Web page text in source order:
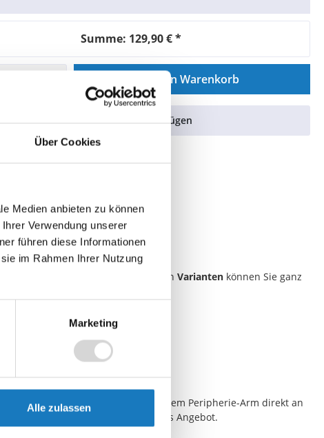
Über Cookies
Medien anbieten zu können
Verwendung unserer
führen diese Informationen
im Rahmen Ihrer Nutzung
Marketing
Alle zulassen
Summe: 129,90 €*
In den Warenkorb
Zum Vergleich hinzufügen
1020R
(A-Frame)"
Die im Folgenden aufgelisteten Varianten können Sie ganz
für Ihr Tablet von 8 Zoll bestellen.
können. Es kann z.B. auch an einem Peripherie-Arm direkt an
Ihnen gern ein individuelles Angebot.